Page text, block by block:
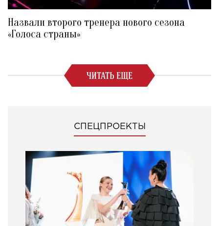
Назвали второго тренера нового сезона
«Голоса страны»
ЧИТАТЬ ЕЩЕ
СПЕЦПРОЕКТЫ